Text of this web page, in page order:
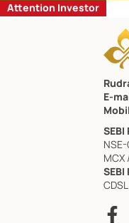
Attention Investor
E-
MCX
SEBI